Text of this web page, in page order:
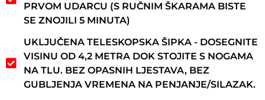
PRVOM UDARCU (S RUČNIM ŠKARAMA BISTE
SE ZNOJILI 5 MINUTA)
UKLJUČENA TELESKOPSKA ŠIPKA - DOSEGNITE
VISINU OD 4,2 METRA DOK STOJITE S NOGAMA
NA TLU. BEZ OPASNIH LJESTAVA, BEZ
GUBLJENJA VREMENA NA PENJANJE/SILAZAK.